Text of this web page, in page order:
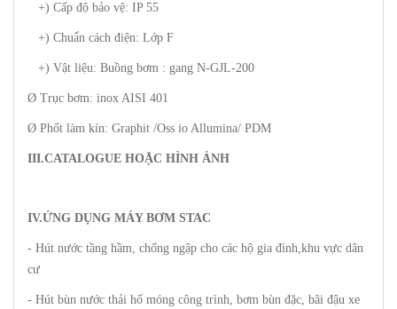
+) Cấp độ bảo vệ: IP 55
+) Chuẩn cách điện: Lớp F
+) Vật liệu: Buồng bơm : gang N-GJL-200
Ø Trục bơm: inox AISI 401
Ø Phốt làm kín: Graphit /Oss io Allumina/ PDM
III.CATALOGUE HOẶC HÌNH ẢNH
IV.ỨNG DỤNG MÁY BƠM STAC
- Hút nước tầng hầm, chống ngập cho các hộ gia đình,khu vực dân
cư
- Hút bùn nước thải hố móng công trình, bơm bùn đặc, bãi đậu xe